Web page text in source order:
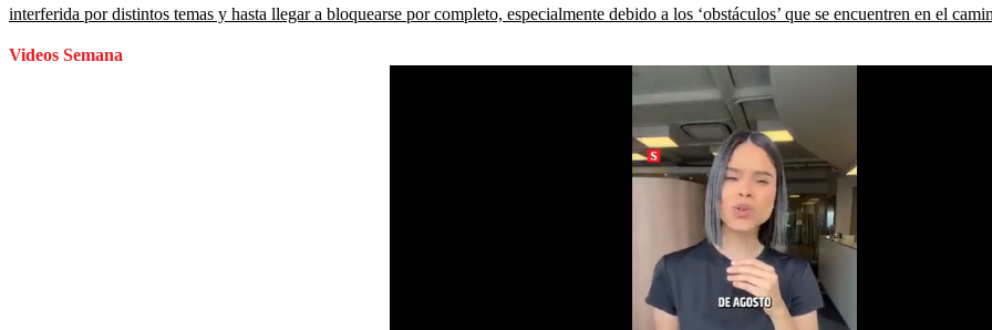
interferida por distintos temas y hasta llegar a bloquearse por completo, especialmente debido a los ‘obstáculos’ que se encuentren en el
Videos Semana